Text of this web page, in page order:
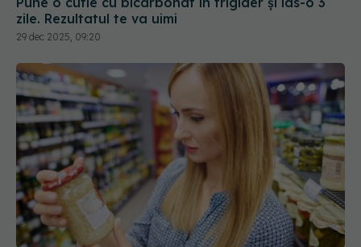
zile. Rezultatul te va uimi
29 dec 2025, 09:20